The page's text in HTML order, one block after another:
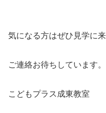
気になる方はぜひ見学に
ご連絡お待ちしています。
こどもプラス成東教室